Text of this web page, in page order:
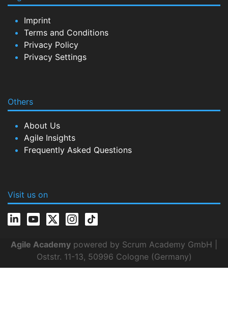
Imprint
Terms and Conditions
Privacy Policy
Privacy Settings
Others
About Us
Agile Insights
Frequently Asked Questions
Visit us on
Agile Academy powered by Scrum Academy GmbH |
Oststr. 11-13, 50996 Cologne (Germany)